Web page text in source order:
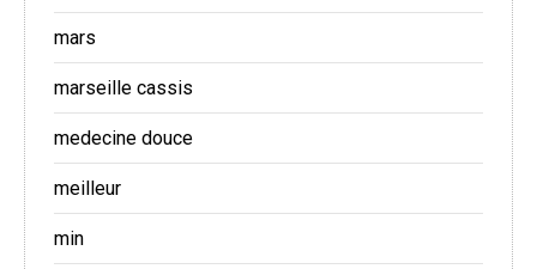
mars
marseille cassis
medecine douce
meilleur
min